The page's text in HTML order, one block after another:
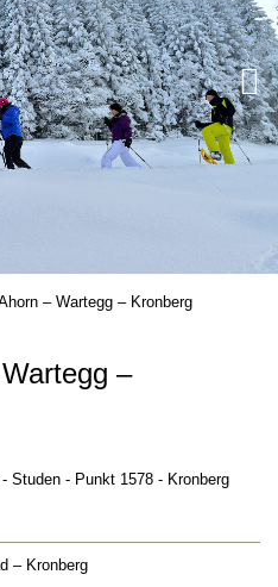
– Wartegg – Kronberg
–
Studen - Punkt 1578 - Kronberg
– Kronberg